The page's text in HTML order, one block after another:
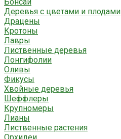
Деревья с цветами и плодами
Драцены
Кротоны
Лавры
Лиственные деревья
Лонгифолии
Оливы
Фикусы
Хвойные деревья
Шеффлеры
Крупномеры
Лианы
Лиственные растения